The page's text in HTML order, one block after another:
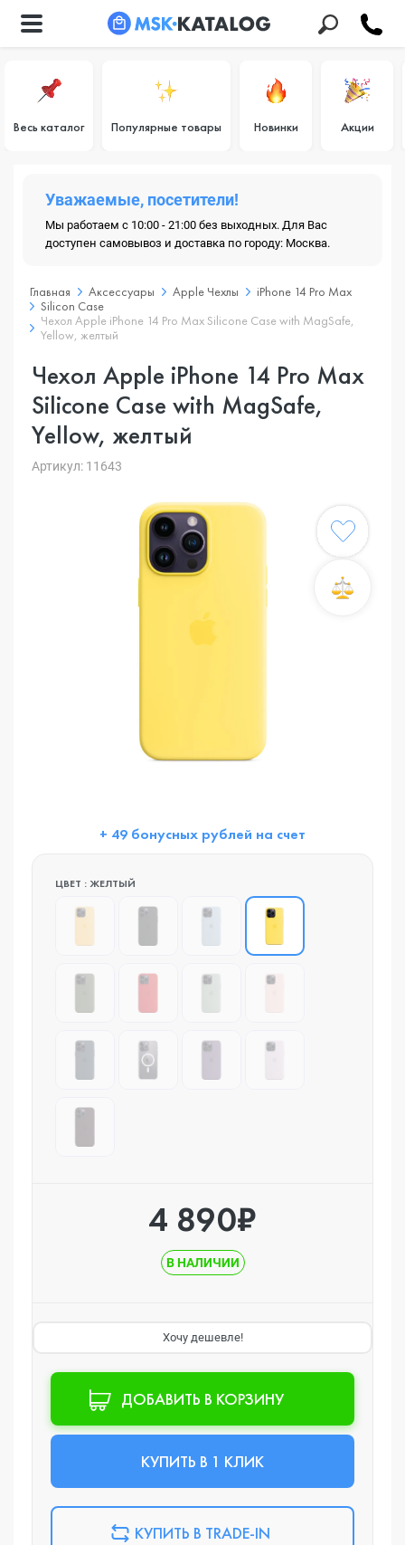
Весь каталог Популярные товары Новинки Акции
Уважаемые, посетители!
Мы работаем с 10:00 - 21:00 без выходных. Для Вас
доступен самовывоз и доставка по городу: Москва.
Главная Аксессуары Apple Чехлы
iPhone 14 Pro Max
Silicon Case
Чехол Apple iPhone 14 Pro Max Silicone Case with MagSafe,
Yellow, желтый
Чехол Apple iPhone 14 Pro Max
Silicone Case with MagSafe,
Yellow, желтый
Артикул: 11643
+ 49 бонусных рублей на счет
ЦВЕТ : ЖЕЛТЫЙ
4 890₽
В НАЛИЧИИ
Хочу дешевле!
ДОБАВИТЬ В КОРЗИНУ
КУПИТЬ В 1 КЛИК
КУПИТЬ В TRADE-IN